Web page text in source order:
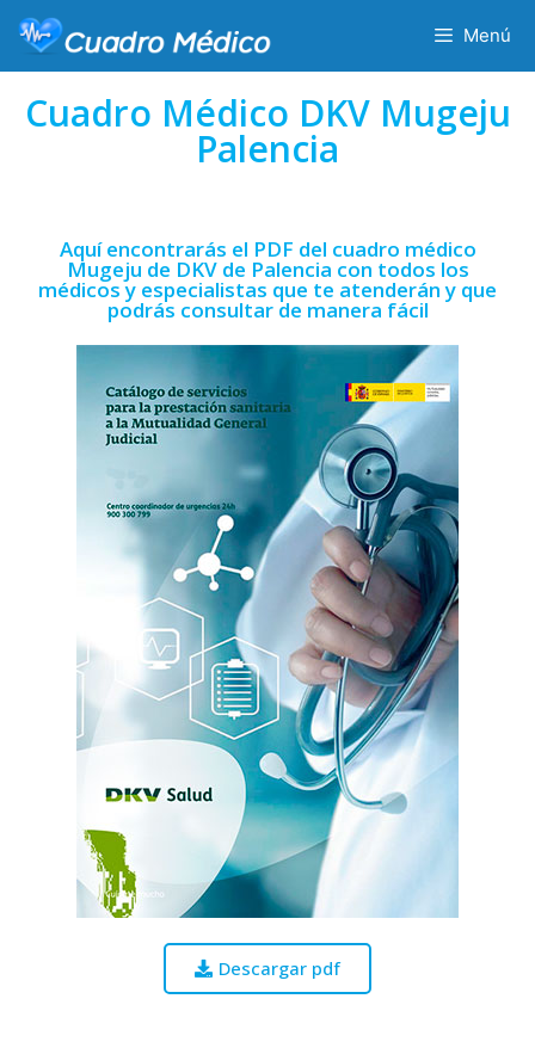
Menú
Cuadro Médico DKV Mugeju
Palencia
Aquí encontrarás el PDF del cuadro médico
Mugeju de DKV de Palencia con todos los
médicos y especialistas que te atenderán y que
podrás consultar de manera fácil
Descargar pdf